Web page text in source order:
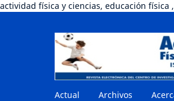
actividad física y ciencias, educación física
Actual Archivos